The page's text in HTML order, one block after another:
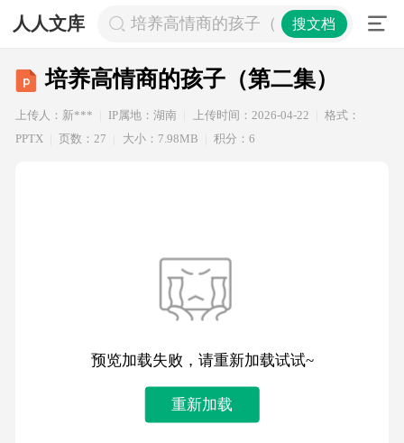
人人文库 培养高情商的孩子（第二集）
搜文档
培养高情商的孩子（第二集）
上传人：新*** IP属地：湖南 上传时间：2026-04-22
格式：
PPTX
页数：27 大小：7.98MB 积分：6
预览加载失败，请重新加载试试~
重新加载